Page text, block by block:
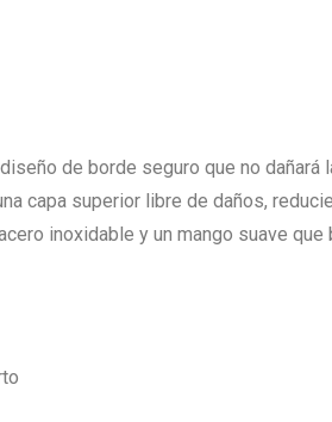
de borde seguro que no
capa superior libre de daños,
inoxidable y un mango suave